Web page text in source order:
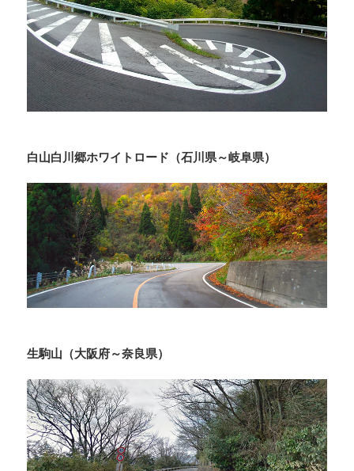
白山白川郷ホワイトロード（石川県～岐阜県）
生駒山（大阪府～奈良県）